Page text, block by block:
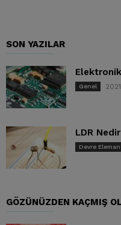
SON YAZILAR
Genel
LDR
Devre
GÖZÜNÜZDEN KAÇMIŞ